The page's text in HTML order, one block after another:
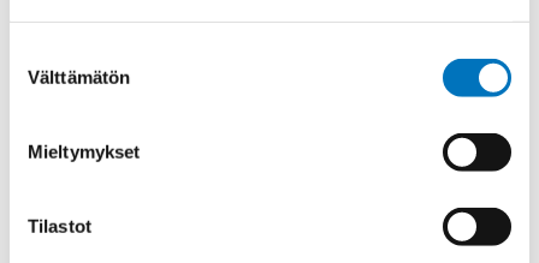
valinta
Välttämätön
Mieltymykset
Tilastot
IP 68 – 10 bar;IP 69 K with additional
Avaimenkuva 1
22
Setrifikaatti Logot
DNV-
GL;UR;CSA;NEMA;Bahnzulassung;cUR
3
3 - 7 mm